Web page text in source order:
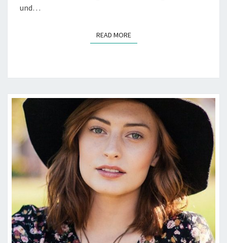
und…
READ MOREREAD MORE